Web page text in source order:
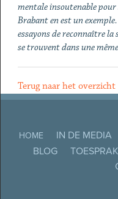
mentale insoutenable
Brabant en est un
essayons de reconnaître
se trouvent dans une
Terug naar het overzicht
HOME IN DE MEDIA
BLOG